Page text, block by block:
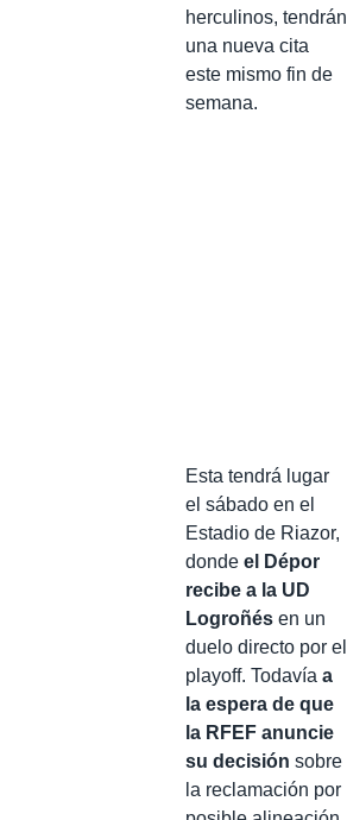
herculinos, tendrán
una nueva cita
este mismo fin de
semana.
Esta tendrá lugar
el sábado en el
Estadio de Riazor,
donde el Dépor
recibe a la UD
Logroñés en un
duelo directo por el
playoff. Todavía a
la espera de que
la RFEF anuncie
su decisión sobre
la reclamación por